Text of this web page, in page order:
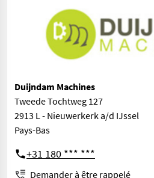
Duijndam Machines
Tweede Tochtweg 127
2913 L - Nieuwerkerk a/d IJssel
Pays-Bas
+31 180 *** ***
Demander à être rappelé